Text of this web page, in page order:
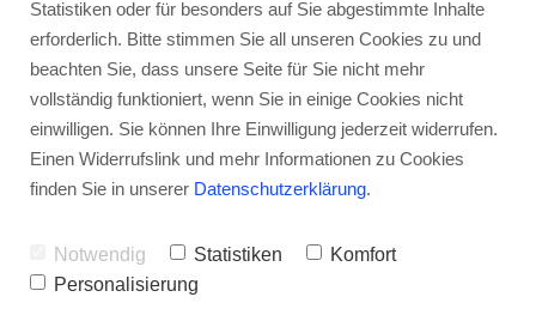
Markenwissen über
die Brand Paypal
Statistiken oder für besonders auf Sie abgestimmte Inhalte
erforderlich. Bitte stimmen Sie all unseren Cookies zu und
beachten Sie, dass unsere Seite für Sie nicht mehr
vollständig funktioniert, wenn Sie in einige Cookies nicht
einwilligen. Sie können Ihre Einwilligung jederzeit widerrufen.
Einen Widerrufslink und mehr Informationen zu Cookies
finden Sie in unserer Datenschutzerklärung.
Notwendig Statistiken
Komfort
Personalisierung